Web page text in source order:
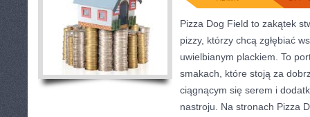
Pizza Dog Field to zakątek
pizzy, którzy chcą zgłębiać
uwielbianym plackiem. To
smakach, które stoją za
ciągnącym się serem i
nastroju. Na stronach Pizza